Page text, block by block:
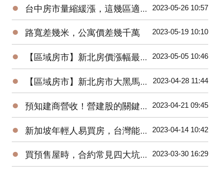
● 台中房市量縮緩漲，這幾區適合進場！台中海線 | 水湳 | 烏日 | 北屯 | 台中市政府 2023-05-26 10:57
● 路寬差幾米，公寓價差幾千萬 2023-05-19 10:10
● 【區域房市】新北房價漲幅最高–土城暫緩重劃區 2023-05-05 10:46
● 【區域房市】新北房市大黑馬！土城區房價上漲的三大原因？ 2023-04-28 11:44
● 預知建商營收！營建股的關鍵指標與操作秘訣 2023-04-21 09:45
● 新加坡年輕人易買房，台灣能借鏡？房市回溫？住商徐佳馨獨家分析 2023-04-14 10:42
● 買預售屋時，合約常見四大坑！你踩到了幾坑？ 2023-03-30 16:29